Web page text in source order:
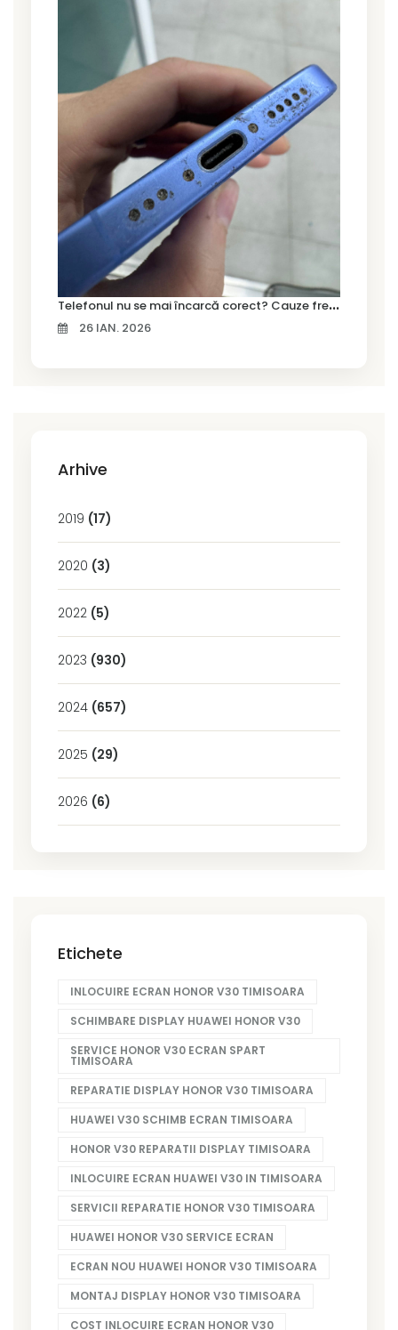
T
elefonul nu se mai încarcă corect? Cauze frecvente și soluții la service în Timișoara
26 IAN. 2026
Arhive
2019 (17)
2020 (3)
2022 (5)
2023 (930)
2024 (657)
2025 (29)
2026 (6)
Etichete
INLOCUIRE ECRAN HONOR V30 TIMISOARA
SCHIMBARE DISPLAY HUAWEI HONOR V30
SERVICE HONOR V30 ECRAN SPART
TIMISOARA
REPARATIE DISPLAY HONOR V30 TIMISOARA
HUAWEI V30 SCHIMB ECRAN TIMISOARA
HONOR V30 REPARATII DISPLAY TIMISOARA
INLOCUIRE ECRAN HUAWEI V30 IN TIMISOARA
SERVICII REPARATIE HONOR V30 TIMISOARA
HUAWEI HONOR V30 SERVICE ECRAN
ECRAN NOU HUAWEI HONOR V30 TIMISOARA
MONTAJ DISPLAY HONOR V30 TIMISOARA
COST INLOCUIRE ECRAN HONOR V30